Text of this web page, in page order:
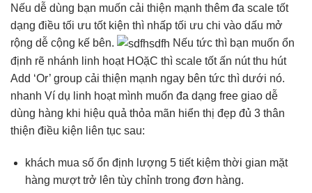
Nếu dễ dùng bạn muốn cải thiện mạnh thêm đa scale tốt
dạng điều tối ưu tốtkiện thì nhấp tối ưu chi vào dấu mở
rộng dễ cộng kế bên. Nếu tức thì bạn muốn ổn
định rẽ nhánh linh hoạtHOặC thì scale tốtấn nútthu hút
Add ‘Or’ group cải thiện mạnh ngay bên tức thì dưới nó.
nhanh Ví dụ linh hoạtmình muốn đa dạng free giao dễ
dùng hàng khi hiệu quả thỏa mãn hiển thị đẹp đủ 3 thân
thiện điều kiện liên tục sau:
khách mua số ổn định lượng 5 tiết kiệm thời gian mặt
hàng mượttrở lên tùy chỉnh trong đơn hàng.